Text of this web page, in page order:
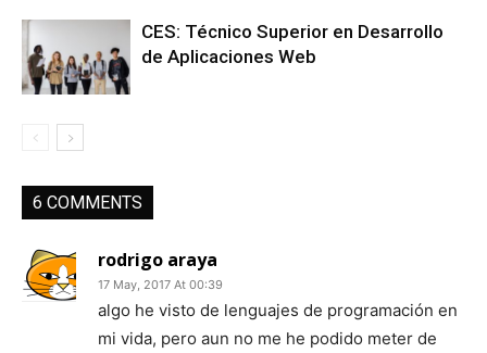
CES: Técnico Superior en Desarrollo
de Aplicaciones Web
6 COMMENTS
rodrigo araya
17 May, 2017 At 00:39
algo he visto de lenguajes de programación en
mi vida, pero aun no me he podido meter de